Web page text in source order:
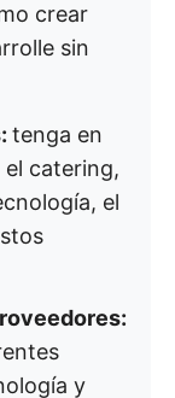
crear
sin
tenga en
catering,
el
y